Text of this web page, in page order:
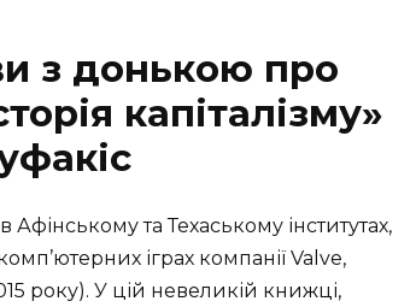
з донькою про
капіталізму»
Афінському та Техаському інститутах,
іграх компанії Valve,
року). У цій невеликій книжці,